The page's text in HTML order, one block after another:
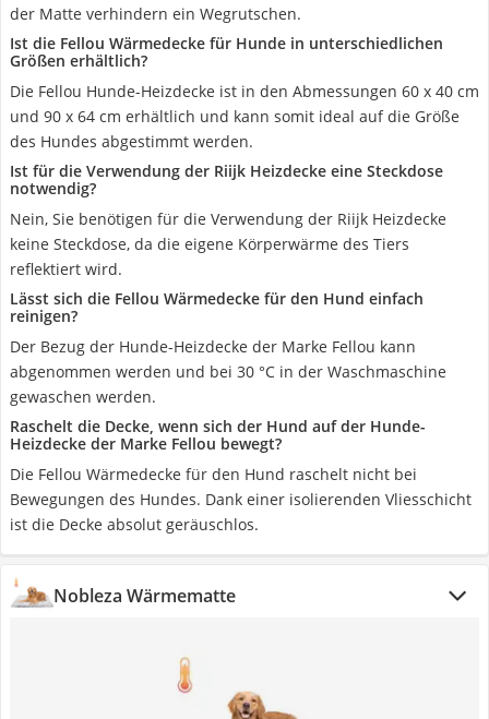
der Matte verhindern ein Wegrutschen.
Ist die Fellou Wärmedecke für Hunde in unterschiedlichen
Größen erhältlich?
Die Fellou Hunde-Heizdecke ist in den Abmessungen 60 x 40 cm
und 90 x 64 cm erhältlich und kann somit ideal auf die Größe
des Hundes abgestimmt werden.
Ist für die Verwendung der Riijk Heizdecke eine Steckdose
notwendig?
Nein, Sie benötigen für die Verwendung der Riijk Heizdecke
keine Steckdose, da die eigene Körperwärme des Tiers
reflektiert wird.
Lässt sich die Fellou Wärmedecke für den Hund einfach
reinigen?
Der Bezug der Hunde-Heizdecke der Marke Fellou kann
abgenommen werden und bei 30 °C in der Waschmaschine
gewaschen werden.
Raschelt die Decke, wenn sich der Hund auf der Hunde-
Heizdecke der Marke Fellou bewegt?
Die Fellou Wärmedecke für den Hund raschelt nicht bei
Bewegungen des Hundes. Dank einer isolierenden Vliesschicht
ist die Decke absolut geräuschlos.
Nobleza Wärmematte